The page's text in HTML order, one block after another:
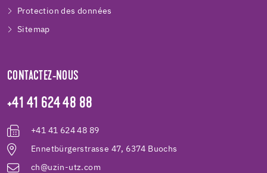
Protection des données
Sitemap
CONTACTEZ-NOUS
+41 41 624 48 88
+41 41 624 48 89
Ennetbürgerstrasse 47, 6374 Buochs
ch@uzin-utz.com